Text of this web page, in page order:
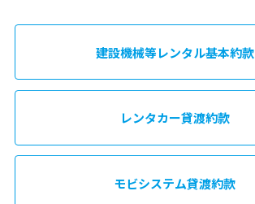
関西
建設機械等レンタル基本約款
レンタカー貸渡約款
モビシステム貸渡約款